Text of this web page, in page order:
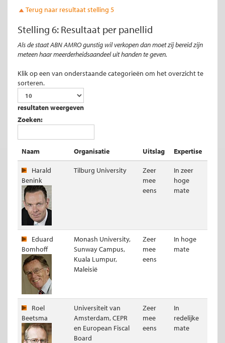
Terug naar resultaat stelling 5
Stelling 6: Resultaat per panellid
Als de staat ABN AMRO gunstig wil verkopen dan moet zij bereid zijn
meteen haar meerderheidsaandeel uit handen te geven.
Klik op een van onderstaande categorieën om het overzicht te
sorteren.
resultaten weergeven
Zoeken:
Naam Organisatie Uitslag Expertise
Harald
Benink
Tilburg University
Zeer
mee
eens
In zeer
hoge
mate
Eduard
Bomhoff
Monash University,
Sunway Campus,
Kuala Lumpur,
Maleisië
Zeer
mee
eens
In hoge
mate
Roel
Beetsma
Universiteit van
Amsterdam, CEPR
en European Fiscal
Board
Zeer
mee
eens
In
redelijke
mate